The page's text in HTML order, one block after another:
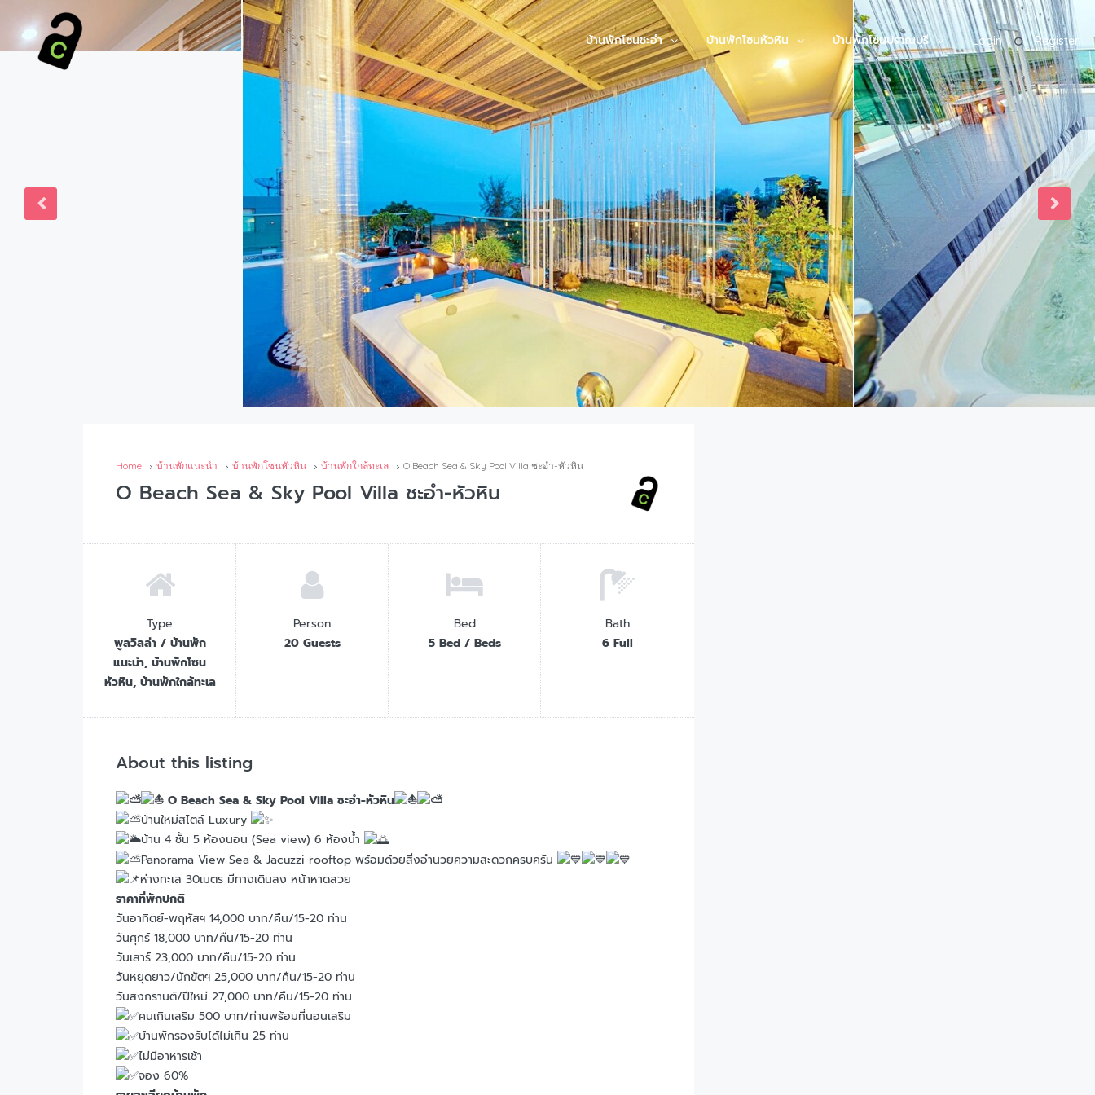
บ้านพักโซนชะอำ บ้านพักโซนหัวหิน บ้านพักโซนปราณบุรี Login Register
Home บ้านพักแนะนำ บ้านพักโซนหัวหิน บ้านพักใกล้ทะเล O Beach Sea & Sky Pool Villa ชะอำ-หัวหิน
O Beach Sea & Sky Pool Villa ชะอำ-หัวหิน
Type
พูลวิลล่า / บ้านพัก
แนะนำ, บ้านพักโซน
หัวหิน, บ้านพักใกล้ทะเล
Person
20 Guests
Bed
5 Bed / Beds
Bath
6 Full
About this listing
O Beach Sea & Sky Pool Villa ชะอำ-หัวหิน
บ้านใหม่สไตล์ Luxury
บ้าน 4 ชั้น 5 ห้องนอน (Sea view) 6 ห้องน้ำ
Panorama View Sea & Jacuzzi rooftop พร้อมด้วยสิ่งอำนวยความสะดวกครบครัน
ห่างทะเล 30เมตร มีทางเดินลง หน้าหาดสวย
ราคาที่พักปกติ
วันอาทิตย์-พฤหัสฯ 14,000 บาท/คืน/15-20 ท่าน
วันศุกร์ 18,000 บาท/คืน/15-20 ท่าน
วันเสาร์ 23,000 บาท/คืน/15-20 ท่าน
วันหยุดยาว/นักขัตฯ 25,000 บาท/คืน/15-20 ท่าน
วันสงกรานต์/ปีใหม่ 27,000 บาท/คืน/15-20 ท่าน
คนเกินเสริม 500 บาท/ท่านพร้อมที่นอนเสริม
บ้านพักรองรับได้ไม่เกิน 25 ท่าน
ไม่มีอาหารเช้า
จอง 60%